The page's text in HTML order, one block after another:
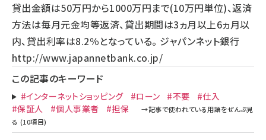
貸出金額は50万円から1000万円まで(10万円単位)、返済
方法は毎月元金均等返済、貸出期間は3ヵ月以上6ヵ月以
内、貸出利率は8.2％となっている。 ジャパンネット銀行
http://www.japannetbank.co.jp/
この記事のキーワード
#インターネットショッピング #ローン #不要
#仕入
#保証人
#個人事業者 #担保